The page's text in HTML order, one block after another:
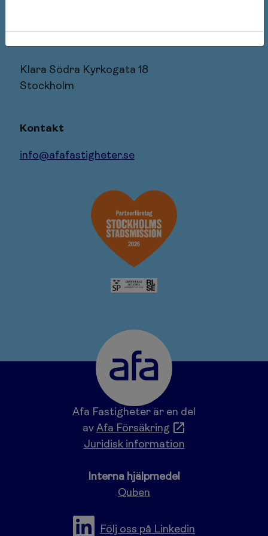
Klara Södra Kyrkogata 18
Stockholm
Kontakt
info@afafastigheter.se
Afa Fastigheter är en del
av Afa Försäkring
Juridisk information
Interna hjälpmedel
Quben
Följ oss på Linkedin